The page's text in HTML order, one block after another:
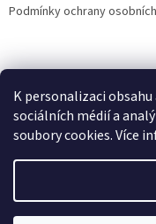
K personalizaci
sociálních médií a
soubory cookies. Více
Podmínky ochrany